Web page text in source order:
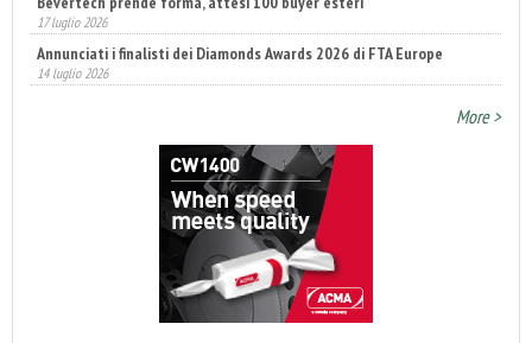
17 luglio 2026
Annunciati i finalisti dei Diamonds Awards 2026 di FTA Europe
14 luglio 2026
More >